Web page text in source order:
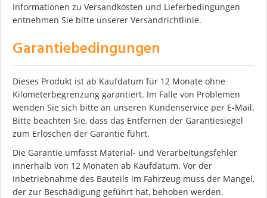
Informationen zu Versandkosten und Lieferbedingungen
entnehmen Sie bitte unserer Versandrichtlinie.
Garantiebedingungen
Dieses Produkt ist ab Kaufdatum für 12 Monate ohne
Kilometerbegrenzung garantiert. Im Falle von Problemen
wenden Sie sich bitte an unseren Kundenservice per E-Mail.
Bitte beachten Sie, dass das Entfernen der Garantiesiegel
zum Erlöschen der Garantie führt.
Die Garantie umfasst Material- und Verarbeitungsfehler
innerhalb von 12 Monaten ab Kaufdatum. Vor der
Inbetriebnahme des Bauteils im Fahrzeug muss der Mangel,
der zur Beschädigung geführt hat, behoben werden.